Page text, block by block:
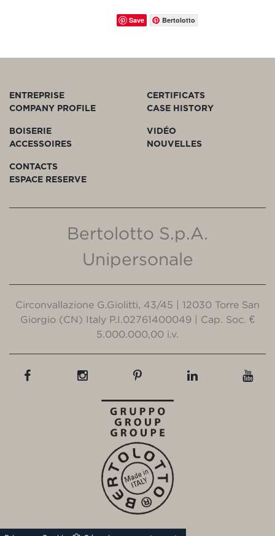
Save Bertolotto
ENTREPRISE
COMPANY PROFILE
CERTIFICATS
CASE HISTORY
BOISERIE
ACCESSOIRES
VIDÉO
NOUVELLES
CONTACTS
ESPACE RESERVE
Bertolotto S.p.A.
Unipersonale
Circonvallazione G.Giolitti, 43/45 | 12030 Torre San
Giorgio (CN) Italy P.I.02761400049 | Cap. Soc. €
5.000.000,00 i.v.